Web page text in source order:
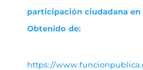
participación ciudadana
Obtenido de:
https://